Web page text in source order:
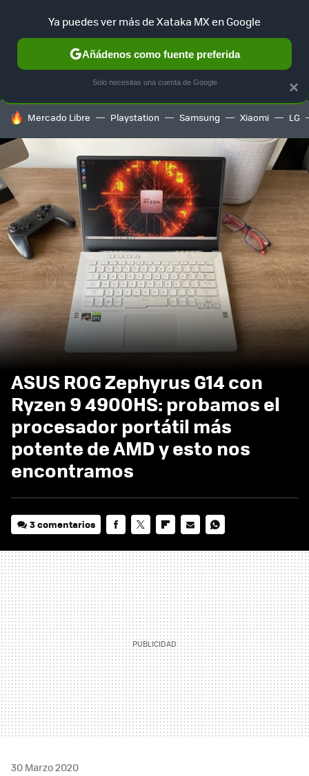
MENÚ NUEVO
GAMING HOME AUTO
HOY SE HABLA DE
Mercado Libre Playstation Samsung Xiaomi LG
ASUS ROG Zephyrus G14 con
Ryzen 9 4900HS: probamos el
procesador portátil más
potente de AMD y esto nos
encontramos
3 comentarios
MAIL
30 Marzo 2020
×
Ya puedes ver más de Xataka MX en Google
Añádenos como fuente preferida
Solo necesitas una cuenta de Google